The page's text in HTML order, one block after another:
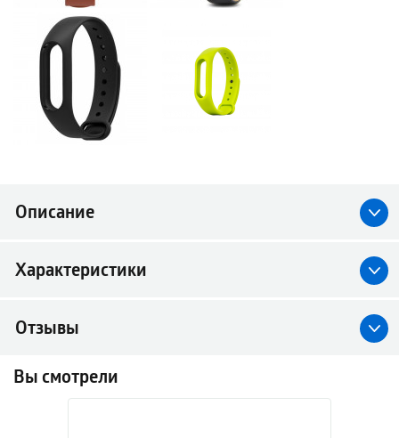
Описание
Характеристики
Отзывы
Вы смотрели